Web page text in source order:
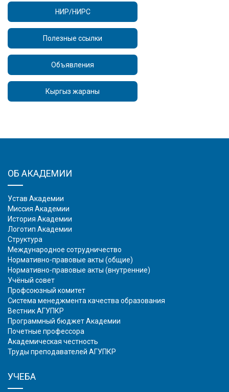
НИР/НИРС
Полезные ссылки
Объявления
Кыргыз жараны
ОБ АКАДЕМИИ
Устав Академии
Миссия Академии
История Академии
Логотип Академии
Структура
Международное сотрудничество
Нормативно-правовые акты (общие)
Нормативно-правовые акты (внутренние)
Учёный совет
Профсоюзный комитет
Система менеджмента качества образования
Вестник АГУПКР
Программный бюджет Академии
Почетные профессора
Академическая честность
Труды преподавателей АГУПКР
УЧЕБА